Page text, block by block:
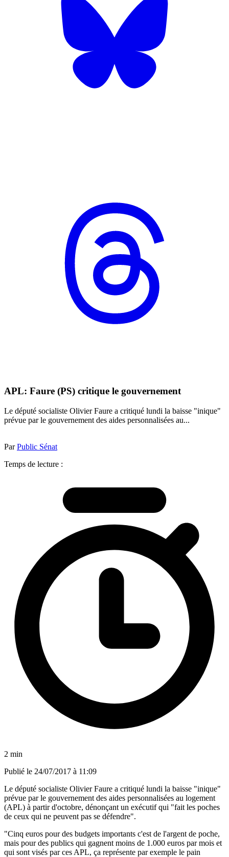
APL: Faure (PS) critique le gouvernement
Le député socialiste Olivier Faure a critiqué lundi la baisse "inique"
prévue par le gouvernement des aides personnalisées au...
ParPublic Sénat
Temps de lecture :
2 min
Publié le 24/07/2017 à 11:09
Le député socialiste Olivier Faure a critiqué lundi la baisse "inique"
prévue par le gouvernement des aides personnalisées au logement
(APL) à partir d'octobre, dénonçant un exécutif qui "fait les poches
de ceux qui ne peuvent pas se défendre".
"Cinq euros pour des budgets importants c'est de l'argent de poche,
mais pour des publics qui gagnent moins de 1.000 euros par mois et
qui sont visés par ces APL, ça représente par exemple le pain